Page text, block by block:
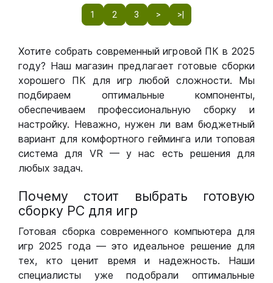
1 2 3 > >|
Хотите собрать современный игровой ПК в 2025
году? Наш магазин предлагает готовые сборки
хорошего ПК для игр любой сложности. Мы
подбираем оптимальные компоненты,
обеспечиваем профессиональную сборку и
настройку. Неважно, нужен ли вам бюджетный
вариант для комфортного гейминга или топовая
система для VR — у нас есть решения для
любых задач.
Почему стоит выбрать готовую
сборку РС для игр
Готовая сборка современного компьютера для
игр 2025 года — это идеальное решение для
тех, кто ценит время и надежность. Наши
специалисты уже подобрали оптимальные